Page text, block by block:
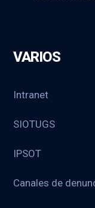
VARIOS
Intranet
SIOTUGS
IPSOT
Canales de